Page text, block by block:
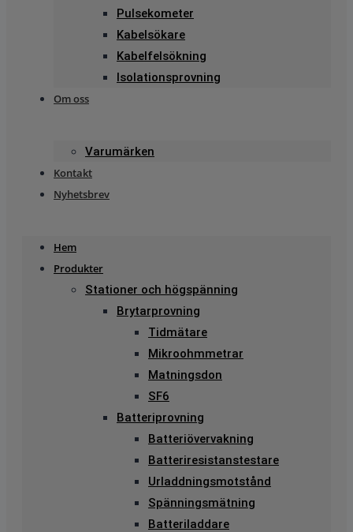
Pulsekometer
Kabelsökare
Kabelfelsökning
Isolationsprovning
Om oss
Varumärken
Kontakt
Nyhetsbrev
Hem
Produkter
Stationer och högspänning
Brytarprovning
Tidmätare
Mikroohmmetrar
Matningsdon
SF6
Batteriprovning
Batteriövervakning
Batteriresistanstestare
Urladdningsmotstånd
Spänningsmätning
Batteriladdare